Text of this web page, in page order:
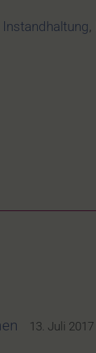
Instandhaltung,
13. Juli 2017